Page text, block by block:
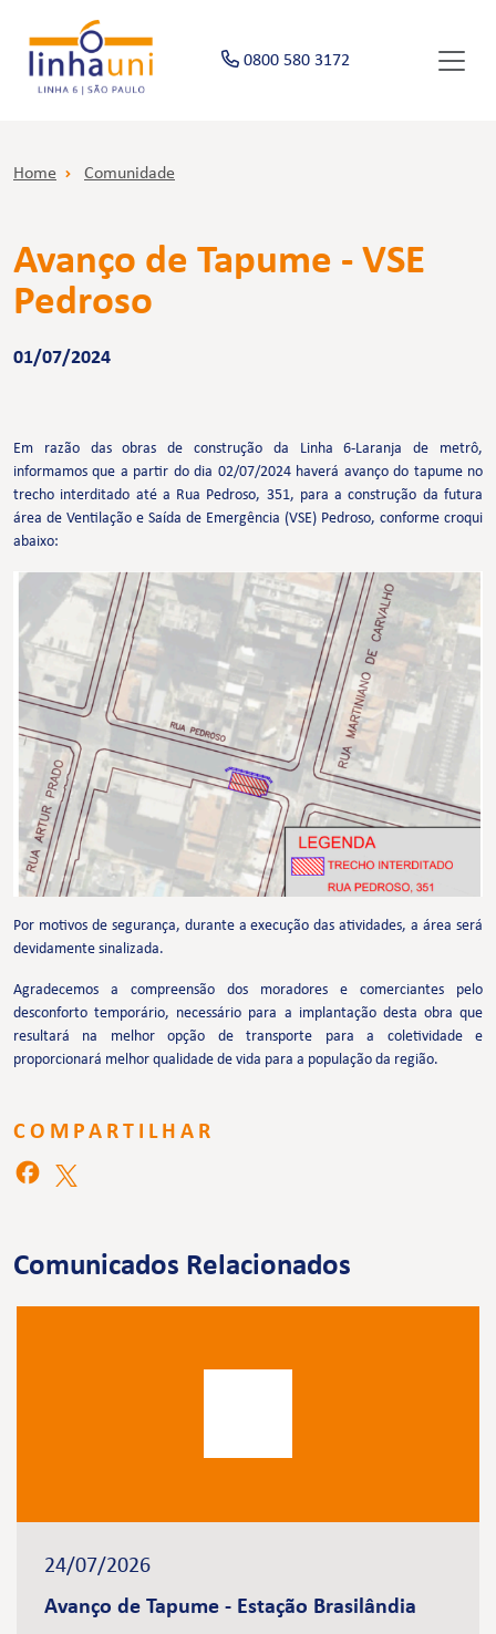
0800 580 3172
Home Comunidade
Avanço de Tapume - VSE
Pedroso
01/07/2024
Em razão das obras de construção da Linha 6-Laranja de metrô,
informamos que a partir do dia 02/07/2024 haverá avanço do tapume no
trecho interditado até a Rua Pedroso, 351, para a construção da futura
área de Ventilação e Saída de Emergência (VSE) Pedroso, conforme croqui
abaixo:
Por motivos de segurança, durante a execução das atividades, a área será
devidamente sinalizada.
Agradecemos a compreensão dos moradores e comerciantes pelo
desconforto temporário, necessário para a implantação desta obra que
resultará na melhor opção de transporte para a coletividade e
proporcionará melhor qualidade de vida para a população da região.
COMPARTILHAR
Comunicados Relacionados
24/07/2026
Avanço de Tapume - Estação Brasilândia